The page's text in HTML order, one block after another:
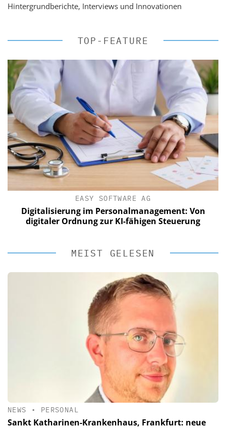
Hintergrundberichte, Interviews und Innovationen
TOP-FEATURE
EASY SOFTWARE AG
Digitalisierung im Personalmanagement: Von
digitaler Ordnung zur KI-fähigen Steuerung
MEIST GELESEN
NEWS • PERSONAL
Sankt Katharinen-Krankenhaus, Frankfurt: neue